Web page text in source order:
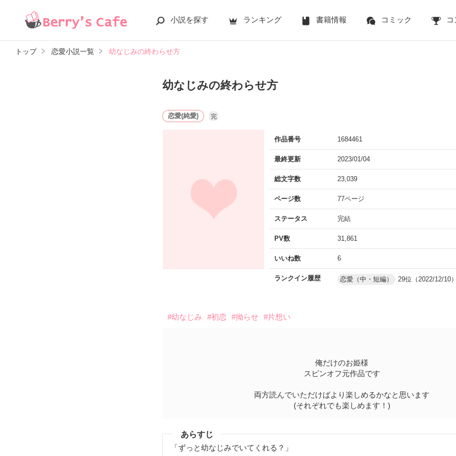
小説を探す ランキング 書籍情報 コミック
トップ 恋愛小説一覧 幼なじみの終わらせ方
幼なじみの終わらせ方
恋愛(純愛) 完
作品番号 1684461
最終更新 2023/01/04
総文字数 23,039
ページ数 77ページ
ステータス 完結
PV数 31,861
いいね数 6
ランクイン履歴 恋愛（中・短編） 29位（2022/12/10
#幼なじみ #初恋 #拗らせ #片想い
俺だけのお姫様
スピンオフ元作品です
両方読んでいただけばより楽しめるかなと思います
(それぞれでも楽しめます！)
あらすじ
「ずっと幼なじみでいてくれる？」